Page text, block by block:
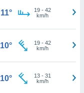
11° 19- 42
km/h
10° 19- 42
km/h
10° 13- 31
km/h